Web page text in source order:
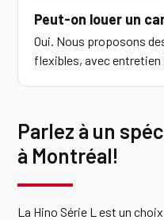
Peut-on louer un
Oui. Nous proposons
flexibles, avec entretien
Parlez à un
à Montréal!
La Hino Série L est un